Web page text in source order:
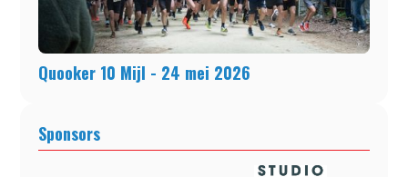
Quooker 10 Mijl - 24 mei 2026
Sponsors